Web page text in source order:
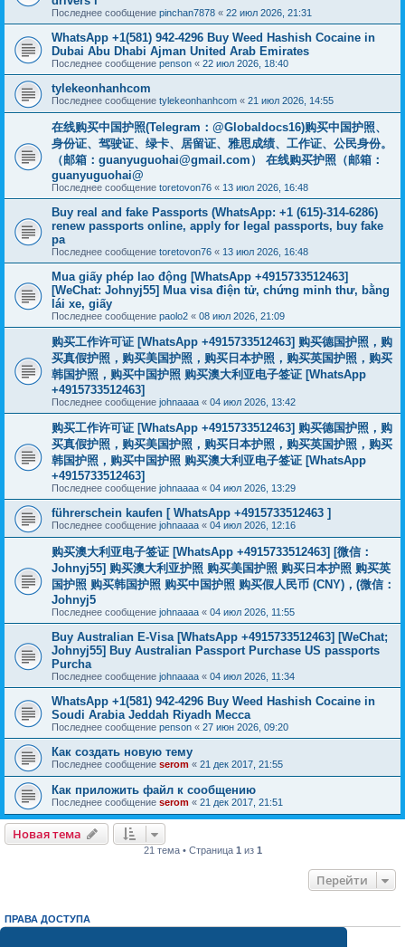
Последнее сообщение pinchan7878 « 22 июл 2026, 21:31
WhatsApp +1(581) 942-4296 Buy Weed Hashish Cocaine in
Dubai Abu Dhabi Ajman United Arab Emirates
Последнее сообщение penson « 22 июл 2026, 18:40
tylekeonhanhcom
Последнее сообщение tylekeonhanhcom « 21 июл 2026, 14:55
在线购买中国护照(Telegram：@Globaldocs16)购买中国护照、
身份证、驾驶证、绿卡、居留证、雅思成绩、工作证、公民身份。
（邮箱： guanyuguohai@gmail.com ） 在线购买护照（邮箱：
guanyuguohai@
Последнее сообщение toretovon76 « 13 июл 2026, 16:48
Buy real and fake Passports (WhatsApp: +1 (615)-314-6286)
renew passports online, apply for legal passports, buy fake
pa
Последнее сообщение toretovon76 « 13 июл 2026, 16:48
Mua giấy phép lao động [WhatsApp +4915733512463]
[WeChat: Johnyj55] Mua visa điện tử, chứng minh thư, bằng
lái xe, giấy
Последнее сообщение paolo2 « 08 июл 2026, 21:09
购买工作许可证 [WhatsApp +4915733512463] 购买德国护照，购
买真假护照，购买美国护照，购买日本护照，购买英国护照，购买
韩国护照，购买中国护照 购买澳大利亚电子签证 [WhatsApp
+4915733512463]
Последнее сообщение johnaaaa « 04 июл 2026, 13:42
购买工作许可证 [WhatsApp +4915733512463] 购买德国护照，购
买真假护照，购买美国护照，购买日本护照，购买英国护照，购买
韩国护照，购买中国护照 购买澳大利亚电子签证 [WhatsApp
+4915733512463]
Последнее сообщение johnaaaa « 04 июл 2026, 13:29
führerschein kaufen [ WhatsApp +4915733512463 ]
Последнее сообщение johnaaaa « 04 июл 2026, 12:16
购买澳大利亚电子签证 [WhatsApp +4915733512463] [微信：
Johnyj55] 购买澳大利亚护照 购买美国护照 购买日本护照 购买英
国护照 购买韩国护照 购买中国护照 购买假人民币 (CNY)，(微信：
Johnyj5
Последнее сообщение johnaaaa « 04 июл 2026, 11:55
Buy Australian E-Visa [WhatsApp +4915733512463] [WeChat;
Johnyj55] Buy Australian Passport Purchase US passports
Purcha
Последнее сообщение johnaaaa « 04 июл 2026, 11:34
WhatsApp +1(581) 942-4296 Buy Weed Hashish Cocaine in
Soudi Arabia Jeddah Riyadh Mecca
Последнее сообщение penson « 27 июн 2026, 09:20
Как создать новую тему
Последнее сообщение serom « 21 дек 2017, 21:55
Как приложить файл к сообщению
Последнее сообщение serom « 21 дек 2017, 21:51
Новая тема
21 тема • Страница 1 из 1
Перейти
ПРАВА ДОСТУПА